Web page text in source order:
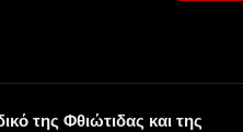
της Φθιώτιδας και της